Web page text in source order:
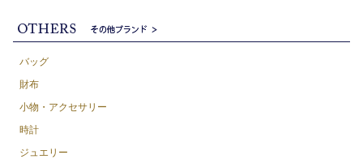
バッグ
財布
小物・アクセサリー
時計
ジュエリー